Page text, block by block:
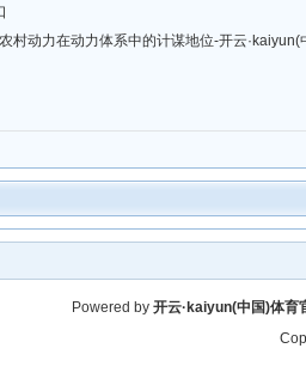
村动力在动力体系中的计谋地位-开云
Powered by 开云·kaiyun(中国)体育